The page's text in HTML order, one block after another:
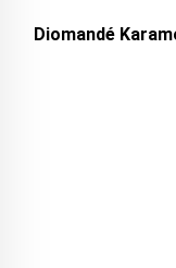
Diomandé